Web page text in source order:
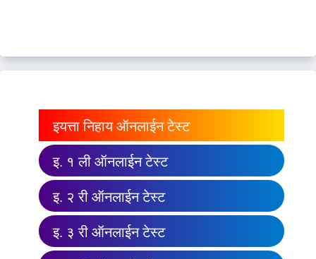
इयत्ता निहाय ऑनलाईन टेस्ट
इ. १ ली ऑनलाईन टेस्ट
इ. २ री ऑनलाईन टेस्ट
इ. ३ री ऑनलाईन टेस्ट